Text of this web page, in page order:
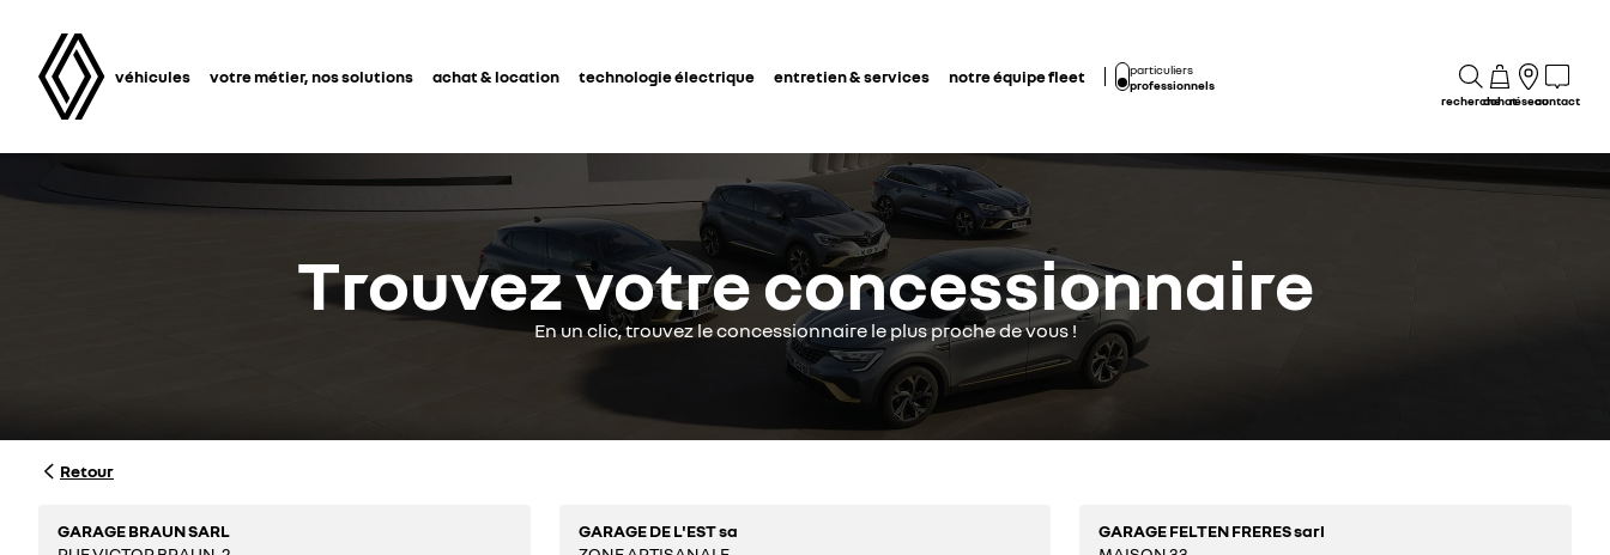
véhicules votre métier, nos solutions achat & location technologie électrique entretien & services notre équipe fleet
particuliers
professionnels
rechercheachatréseaucontact
Trouvez votre concessionnaire
En un clic, trouvez le concessionnaire le plus proche de vous !
Retour
GARAGE BRAUN SARL
GARAGE DE L'EST sa
GARAGE FELTEN FRERES sarl